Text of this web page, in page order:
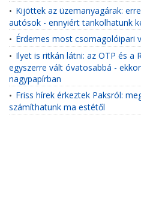
• Kijöttek az üzemanyagárak:
autósok - ennyiért tankolhatunk
• Érdemes most csomagolóipari
• Ilyet is ritkán látni: az OTP és a
egyszerre vált óvatosabbá -
nagypapírban
• Friss hírek érkeztek Paksról:
számíthatunk ma estétől